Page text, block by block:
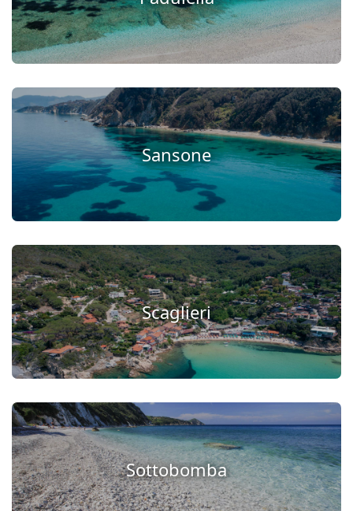
Sansone
Scaglieri
Sottobomba